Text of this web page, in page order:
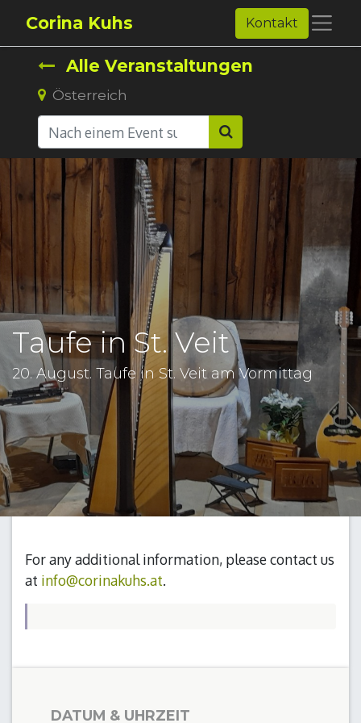
Corina Kuhs Kontakt
Alle Veranstaltungen
Österreich
Taufe in St. Veit
20. August. Taufe in St. Veit am Vormittag
For any additional information, please contact us
at info@corinakuhs.at.
DATUM & UHRZEIT